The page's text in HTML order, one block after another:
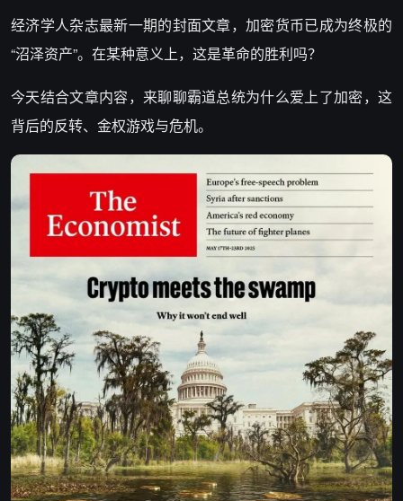
经济学人杂志最新一期的封面文章，加密货币已成为终极的
“沼泽资产”。在某种意义上，这是革命的胜利吗？
今天结合文章内容，来聊聊霸道总统为什么爱上了加密，这
背后的反转、金权游戏与危机。